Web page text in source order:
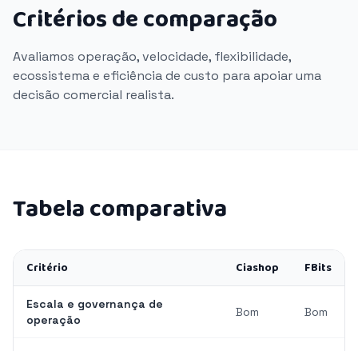
Critérios de comparação
Avaliamos operação, velocidade, flexibilidade,
ecossistema e eficiência de custo para apoiar uma
decisão comercial realista.
Tabela comparativa
Critério Ciashop FBits
Escala e governança de
operação
Bom Bom